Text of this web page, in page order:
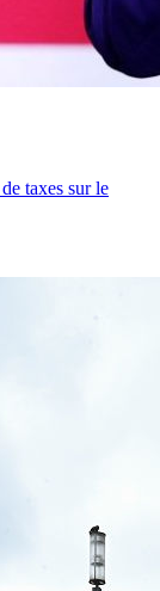
taxes sur le